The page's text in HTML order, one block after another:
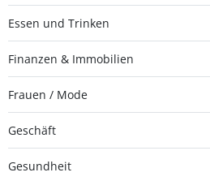
Essen und Trinken
Finanzen & Immobilien
Frauen / Mode
Geschäft
Gesundheit